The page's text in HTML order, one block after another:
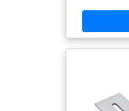
pour le
pour le
marques
queue
rapides et